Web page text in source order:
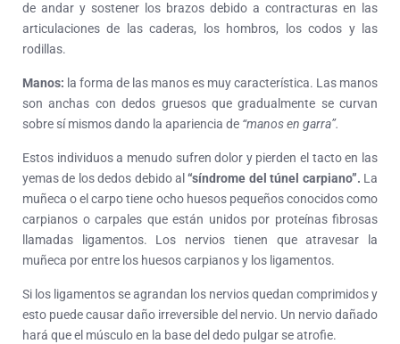
de andar y sostener los brazos debido a contracturas en las
articulaciones de las caderas, los hombros, los codos y las
rodillas.
Manos: la forma de las manos es muy característica. Las manos
son anchas con dedos gruesos que gradualmente se curvan
sobre sí mismos dando la apariencia de “manos en garra”.
Estos individuos a menudo sufren dolor y pierden el tacto en las
yemas de los dedos debido al“síndrome del túnel carpiano”. La
muñeca o el carpo tiene ocho huesos pequeños conocidos como
carpianos o carpales que están unidos por proteínas fibrosas
llamadas ligamentos. Los nervios tienen que atravesar la
muñeca por entre los huesos carpianos y los ligamentos.
Si los ligamentos se agrandan los nervios quedan comprimidos y
esto puede causar daño irreversible del nervio. Un nervio dañado
hará que el músculo en la base del dedo pulgar se atrofie.